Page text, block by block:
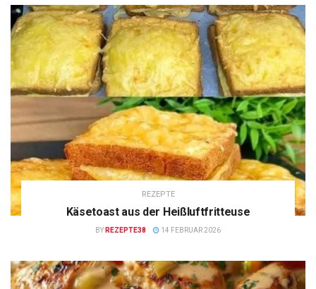
REZEPTE
Käsetoast aus der Heißluftfritteuse
BY REZEPTE38 14 FEBRUAR 2026